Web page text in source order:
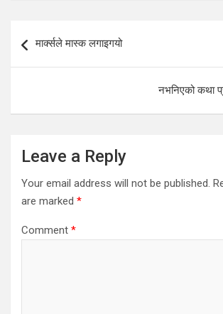
navigation
मार्क्सले मास्क लगाइगयो
नभनिएको कथा
Leave a Reply
Your email address will not be published.
are marked *
Comment *